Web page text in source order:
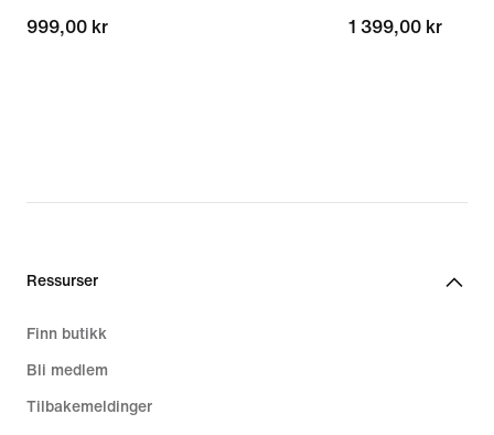
999,00 kr
999,00 kr
1 399,00 kr
1 399,00 kr
Ressurser
Finn butikk
Bli medlem
Tilbakemeldinger